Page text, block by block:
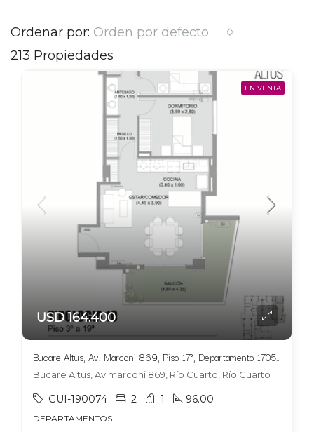
213 Propiedades
Ordenar por: Orden por defecto
EN VENTA
USD 164.400
Bucare Altus, Av. Marconi 869, Piso 17°, Departamento 1705, Tipologia 10
Bucare Altus, Av marconi 869, Río Cuarto, Río Cuarto
GUI-190074 2 1 96.00
DEPARTAMENTOS